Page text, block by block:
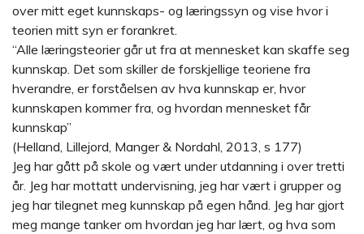
over mitt eget kunnskaps- og læringssyn og vise hvor i
teorien mitt syn er forankret.
“Alle læringsteorier går ut fra at mennesket kan skaffe seg
kunnskap. Det som skiller de forskjellige teoriene fra
hverandre, er forståelsen av hva kunnskap er, hvor
kunnskapen kommer fra, og hvordan mennesket får
kunnskap”
(Helland, Lillejord, Manger & Nordahl, 2013, s 177)
Jeg har gått på skole og vært under utdanning i over tretti
år. Jeg har mottatt undervisning, jeg har vært i grupper og
jeg har tilegnet meg kunnskap på egen hånd. Jeg har gjort
meg mange tanker om hvordan jeg har lært, og hva som